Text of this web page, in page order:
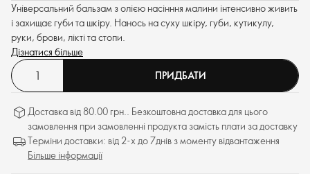
Універсальний бальзам з олією насінння малини інтенсивно живить
і захищає губи та шкіру. Нанось на суху шкіру, губи, кутикулу,
руки, брови, лікті та стопи.
Дізнатися більше
ПРИДБАТИ
Доставка від 80.00 грн.. Безкоштовна доставка для цього
замовлення при замовленні продукта замість плати за доставку
Терміни доставки: від 2-х до 7днів з моменту відвантаження
Більше інформації